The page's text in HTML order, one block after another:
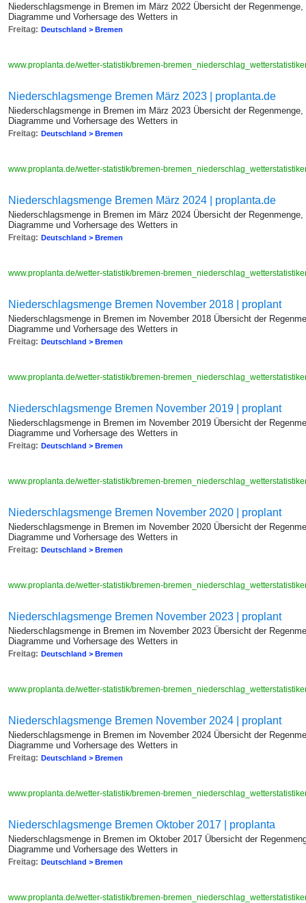
Niederschlagsmenge in Bremen im März 2022 Übersicht der
Diagramme und Vorhersage des Wetters in
Freitag: Deutschland > Bremen
www.proplanta.de/wetter-statistik/bremen-
Niederschlagsmenge Bremen März 2023 | proplanta.de
Niederschlagsmenge in Bremen im März 2023 Übersicht der
Diagramme und Vorhersage des Wetters in
Freitag: Deutschland > Bremen
www.proplanta.de/wetter-statistik/bremen-
Niederschlagsmenge Bremen März 2024 | proplanta.de
Niederschlagsmenge in Bremen im März 2024 Übersicht der
Diagramme und Vorhersage des Wetters in
Freitag: Deutschland > Bremen
www.proplanta.de/wetter-statistik/bremen-
Niederschlagsmenge Bremen November 2018 | proplant
Niederschlagsmenge in Bremen im November 2018 Übersicht der
Diagramme und Vorhersage des Wetters in
Freitag: Deutschland > Bremen
www.proplanta.de/wetter-statistik/bremen-
Niederschlagsmenge Bremen November 2019 | proplant
Niederschlagsmenge in Bremen im November 2019 Übersicht der
Diagramme und Vorhersage des Wetters in
Freitag: Deutschland > Bremen
www.proplanta.de/wetter-statistik/bremen-
Niederschlagsmenge Bremen November 2020 | proplant
Niederschlagsmenge in Bremen im November 2020 Übersicht der
Diagramme und Vorhersage des Wetters in
Freitag: Deutschland > Bremen
www.proplanta.de/wetter-statistik/bremen-
Niederschlagsmenge Bremen November 2023 | proplant
Niederschlagsmenge in Bremen im November 2023 Übersicht der
Diagramme und Vorhersage des Wetters in
Freitag: Deutschland > Bremen
www.proplanta.de/wetter-statistik/bremen-
Niederschlagsmenge Bremen November 2024 | proplant
Niederschlagsmenge in Bremen im November 2024 Übersicht der
Diagramme und Vorhersage des Wetters in
Freitag: Deutschland > Bremen
www.proplanta.de/wetter-statistik/bremen-
Niederschlagsmenge Bremen Oktober 2017 | proplanta
Niederschlagsmenge in Bremen im Oktober 2017 Übersicht der
Diagramme und Vorhersage des Wetters in
Freitag: Deutschland > Bremen
www.proplanta.de/wetter-statistik/bremen-